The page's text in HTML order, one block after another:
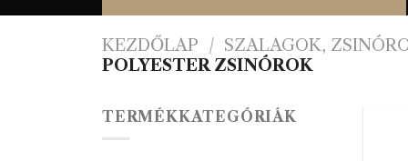
KEZDŐLAP / SZALAGOK,
POLYESTER ZSINÓROK
TERMÉKKATEGÓRIÁK